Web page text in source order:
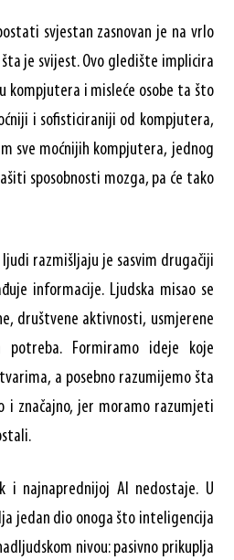
svjestan zasnovan je na vrlo
je svijest. Ovo gledište implicira
kompjutera i misleće osobe ta što
i sofisticiraniji od kompjutera,
sve moćnijih kompjutera, jednog
sposobnosti mozga, pa će tako
razmišljaju je sasvim drugačiji
informacije. Ljudska misao se
društvene aktivnosti, usmjerene
potreba. Formiramo ideje koje
a posebno razumijemo šta
i značajno, jer moramo razumjeti
i najnaprednijoj AI nedostaje. U
jedan dio onoga što inteligencija
nivou: pasivno prikuplja